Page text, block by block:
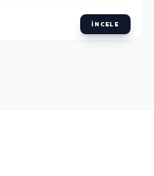
İNCELE